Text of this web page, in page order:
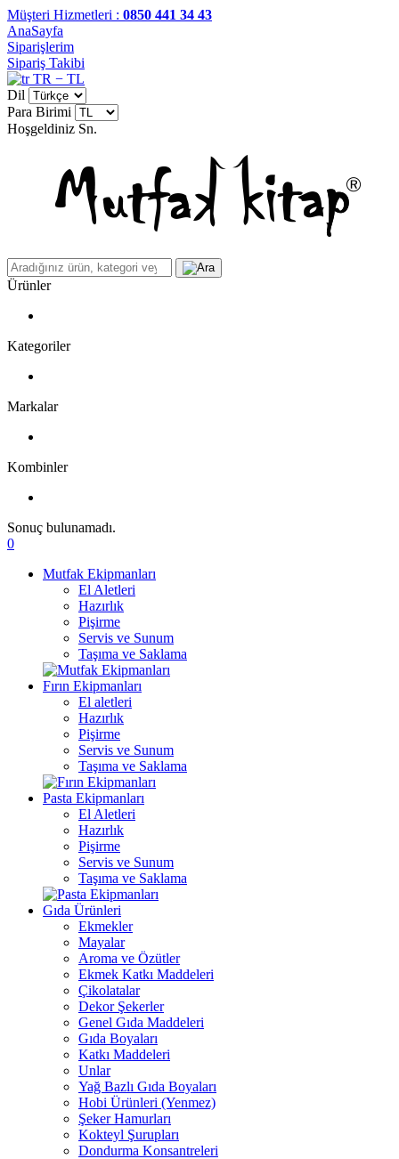
Müşteri Hizmetleri : 0850 441 34 43
AnaSayfa
Siparişlerim
Sipariş Takibi
TR − TL
Dil
Para Birimi
Hoşgeldiniz Sn.
Ürünler
Kategoriler
Markalar
Kombinler
Sonuç bulunamadı.
0
Mutfak Ekipmanları
El Aletleri
Hazırlık
Pişirme
Servis ve Sunum
Taşıma ve Saklama
Fırın Ekipmanları
El aletleri
Hazırlık
Pişirme
Servis ve Sunum
Taşıma ve Saklama
Pasta Ekipmanları
El Aletleri
Hazırlık
Pişirme
Servis ve Sunum
Taşıma ve Saklama
Gıda Ürünleri
Ekmekler
Mayalar
Aroma ve Özütler
Ekmek Katkı Maddeleri
Çikolatalar
Dekor Şekerler
Genel Gıda Maddeleri
Gıda Boyaları
Katkı Maddeleri
Unlar
Yağ Bazlı Gıda Boyaları
Hobi Ürünleri (Yenmez)
Şeker Hamurları
Kokteyl Şurupları
Dondurma Konsantreleri